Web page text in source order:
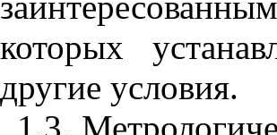
которых
другие условия.